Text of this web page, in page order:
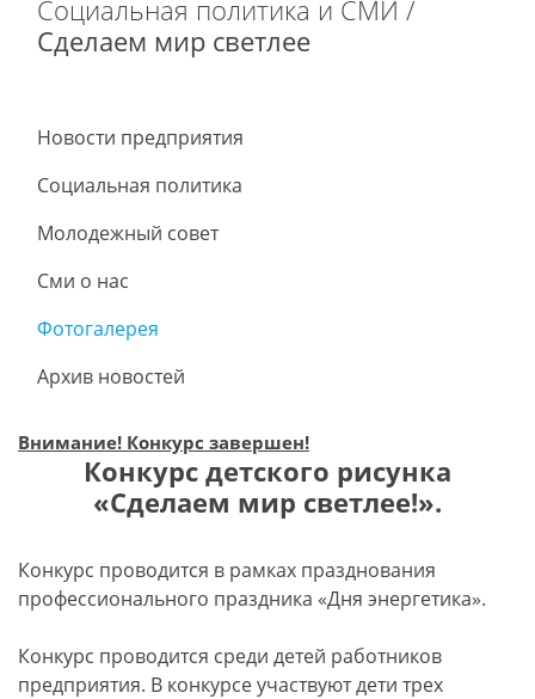
Социальная политика и СМИ /
Сделаем мир светлее
Новости предприятия
Социальная политика
Молодежный совет
Сми о нас
Фотогалерея
Архив новостей
Внимание! Конкурс завершен!
Конкурс детского рисунка
«Сделаем мир светлее!».
Конкурс проводится в рамках празднования
профессионального праздника «Дня энергетика».
Конкурс проводится среди детей работников
предприятия. В конкурсе участвуют дети трех